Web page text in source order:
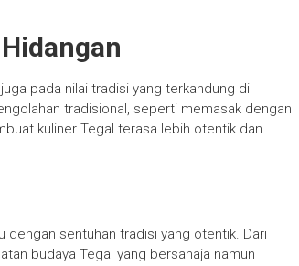
pada nilai tradisi yang terkandung di
tradisional, seperti memasak dengan
kuliner Tegal terasa lebih otentik dan
dengan sentuhan tradisi yang otentik. Dari
budaya Tegal yang bersahaja namun